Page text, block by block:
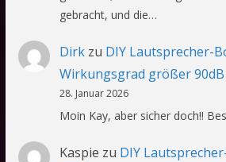
gebracht, und die…
Dirkzu DIY Lautsprecher-
Wirkungsgrad größer 90dB
28. Januar 2026
Moin Kay, aber sicher doch!!
Kaspie zu DIY